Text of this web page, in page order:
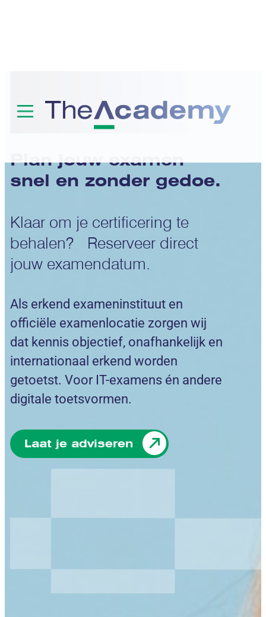
Examens
Plan jouw examen
snel en zonder gedoe.
Klaar om je certificering te
behalen? Reserveer direct
jouw examendatum.
Als erkend exameninstituut en
officiële examenlocatie zorgen wij
dat kennis objectief, onafhankelijk en
internationaal erkend worden
getoetst. Voor IT-examens én andere
digitale toetsvormen.
Laat je adviseren